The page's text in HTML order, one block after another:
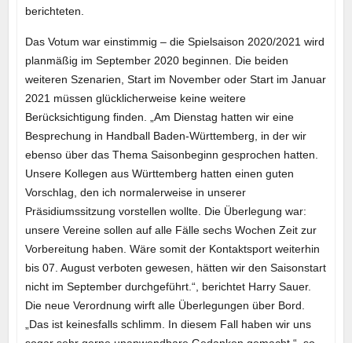
berichteten.
Das Votum war einstimmig – die Spielsaison 2020/2021 wird
planmäßig im September 2020 beginnen. Die beiden
weiteren Szenarien, Start im November oder Start im Januar
2021 müssen glücklicherweise keine weitere
Berücksichtigung finden. „Am Dienstag hatten wir eine
Besprechung in Handball Baden-Württemberg, in der wir
ebenso über das Thema Saisonbeginn gesprochen hatten.
Unsere Kollegen aus Württemberg hatten einen guten
Vorschlag, den ich normalerweise in unserer
Präsidiumssitzung vorstellen wollte. Die Überlegung war:
unsere Vereine sollen auf alle Fälle sechs Wochen Zeit zur
Vorbereitung haben. Wäre somit der Kontaktsport weiterhin
bis 07. August verboten gewesen, hätten wir den Saisonstart
nicht im September durchgeführt.“, berichtet Harry Sauer.
Die neue Verordnung wirft alle Überlegungen über Bord.
„Das ist keinesfalls schlimm. In diesem Fall haben wir uns